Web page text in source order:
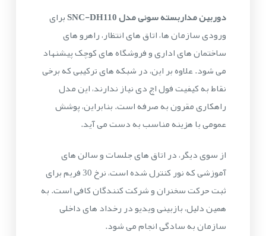
دوربین مداربسته سونی مدل SNC-DH110
برای
ورودی سازمان ها، اتاق های انتظار، راهرو های
ساختمان های اداری و فروشگاه های کوچک پیشنهاد
می شود. علاوه بر این، در شبکه های ترکیبی که برخی
نقاط به کیفیت فول اچ دی نیاز ندارند، این مدل
راهکاری مقرون به صرفه است. بنابراین، پوشش
عمومی با هزینه مناسب به دست می آید.
از سوی دیگر، در اتاق های جلسات و سالن های
آموزشی که نور کنترل شده است، نرخ 30 فریم برای
ثبت حرکت سخنران و شرکت کنندگان کافی است. به
همین دلیل، بازبینی ویدیو در رخداد های داخلی
سازمان به سادگی انجام می شود.